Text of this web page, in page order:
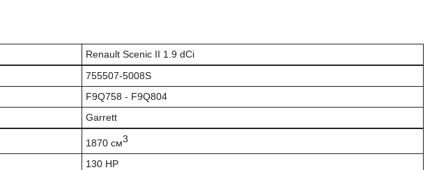
Renault Scenic II 1.9 dCi
755507-5008S
F9Q758 - F9Q804
Garrett
1870 см3
130 HP